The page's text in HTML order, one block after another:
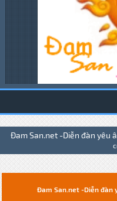
Đam San.net -Diễn đàn yêu
Đam San.net -Diễn đàn